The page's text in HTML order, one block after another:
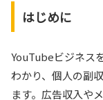
はじめに
YouTubeビジネス
わかり、個人の副
ます。広告収入や